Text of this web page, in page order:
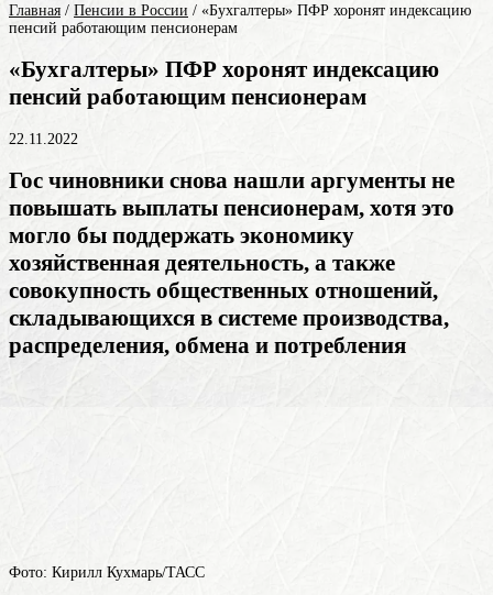
Главная / Пенсии в России / «Бухгалтеры» ПФР хоронят индексацию
пенсий работающим пенсионерам
«Бухгалтеры» ПФР хоронят индексацию
пенсий работающим пенсионерам
22.11.2022
Гос чиновники снова нашли аргументы не
повышать выплаты пенсионерам, хотя это
могло бы поддержать экономику
хозяйственная деятельность, а также
совокупность общественных отношений,
складывающихся в системе производства,
распределения, обмена и потребления
Фото: Кирилл Кухмарь/ТАСС